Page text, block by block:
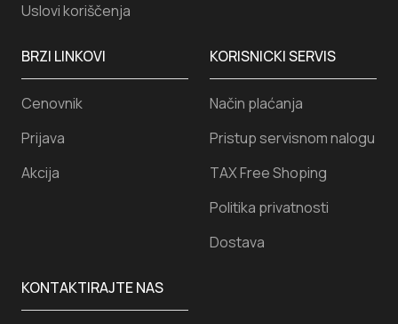
KORISNICKI SERVIS
Način plaćanja
Pristup servisnom nalogu
TAX Free Shoping
Politika privatnosti
Dostava
Uslovi koriščenja
KONTAKTIRAJTE NAS
BRZI LINKOVI
Cenovnik
Prijava
Akcija